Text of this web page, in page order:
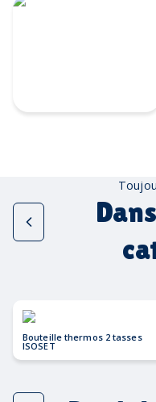
Bouteille thermos 2 tasses
ISOSET